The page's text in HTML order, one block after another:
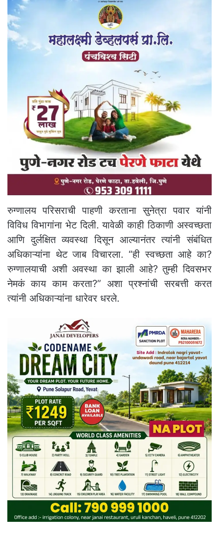
रुग्णालय परिसराची पाहणी करताना सुनेत्रा पवार यांनी
विविध विभागांना भेट दिली. यावेळी काही ठिकाणी अस्वच्छता
आणि दुर्लक्षित व्यवस्था दिसून आल्यानंतर त्यांनी संबंधित
अधिकाऱ्यांना थेट जाब विचारला. “ही स्वच्छता आहे का?
रुग्णालयाची अशी अवस्था का झाली आहे? तुम्ही दिवसभर
नेमकं काय काम करता?” अशा प्रश्नांची सरबत्ती करत
त्यांनी अधिकाऱ्यांना धारेवर धरले.